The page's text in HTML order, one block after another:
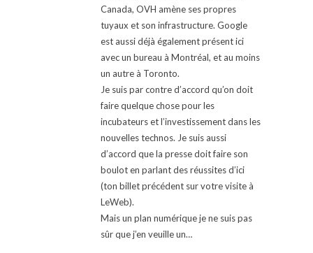
Canada, OVH amène ses propres
tuyaux et son infrastructure. Google
est aussi déjà également présent ici
avec un bureau à Montréal, et au moins
un autre à Toronto.
Je suis par contre d’accord qu’on doit
faire quelque chose pour les
incubateurs et l’investissement dans les
nouvelles technos. Je suis aussi
d’accord que la presse doit faire son
boulot en parlant des réussites d’ici
(ton billet précédent sur votre visite à
LeWeb).
Mais un plan numérique je ne suis pas
sûr que j’en veuille un…